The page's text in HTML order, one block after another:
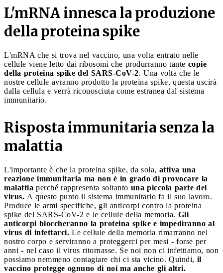
L'mRNA innesca la produzione
della proteina spike
L'mRNA che si trova nel vaccino, una volta entrato nelle
cellule viene letto dai ribosomi che produrranno tante copie
della proteina spike del SARS-CoV-2. Una volta che le
nostre cellule avranno prodotto la proteina spike, questa uscirà
dalla cellula e verrà riconosciuta come estranea dal sistema
immunitario.
Risposta immunitaria senza la
malattia
L'importante è che la proteina spike, da sola, attiva una
reazione immunitaria ma non è in grado di provocare la
malattia perché rappresenta soltanto una piccola parte del
virus. A questo punto il sistema immunitario fa il suo lavoro.
Produce le armi specifiche, gli anticorpi contro la proteina
spike del SARS-CoV-2 e le cellule della memoria. Gli
anticorpi bloccheranno la proteina spike e impediranno al
virus di infettarci. Le cellule della memoria rimarranno nel
nostro corpo e serviranno a proteggerci per mesi - forse per
anni - nel caso il virus ritornasse. Se noi non ci infettiamo, non
possiamo nemmeno contagiare chi ci sta vicino. Quindi, il
vaccino protegge ognuno di noi ma anche gli altri.